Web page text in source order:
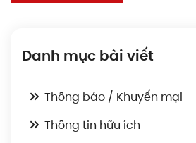
Danh mục bài viết
Thông báo / Khuyến mại
Thông tin hữu ích